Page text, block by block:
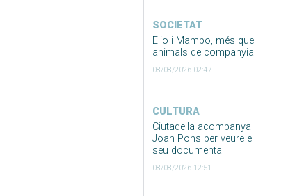
SOCIETAT
Elio i Mambo, més que
animals de companyia
08/08/2026 02:47
CULTURA
Ciutadella acompanya
Joan Pons per veure el
seu documental
08/08/2026 12:51